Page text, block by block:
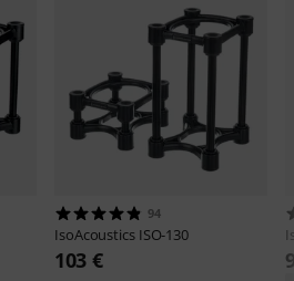
94
IsoAcoustics ISO-130
103 €